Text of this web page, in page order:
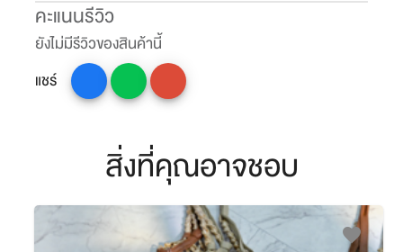
คะแนนรีวิว
ยังไม่มีรีวิวของสินค้านี้
แชร์
สิ่งที่คุณอาจชอบ
favorite